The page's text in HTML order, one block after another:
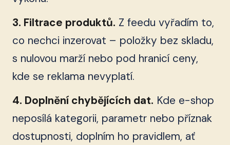
3. Filtrace produktů. Z feedu vyřadím to,
co nechci inzerovat – položky bez skladu,
s nulovou marží nebo pod hranicí ceny,
kde se reklama nevyplatí.
4. Doplnění chybějících dat. Kde e-shop
neposílá kategorii, parametr nebo příznak
dostupnosti, doplním ho pravidlem, ať